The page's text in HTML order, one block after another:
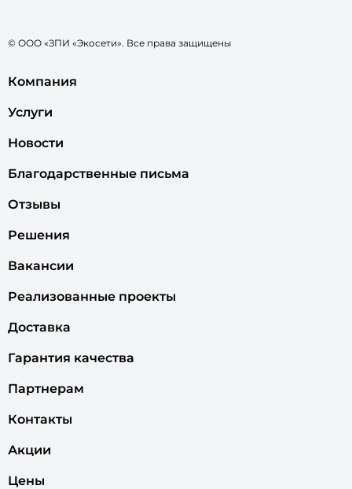
© ООО «ЗПИ «Экосети». Все права защищены
Компания
Услуги
Новости
Благодарственные письма
Отзывы
Решения
Вакансии
Реализованные проекты
Доставка
Гарантия качества
Партнерам
Контакты
Акции
Цены